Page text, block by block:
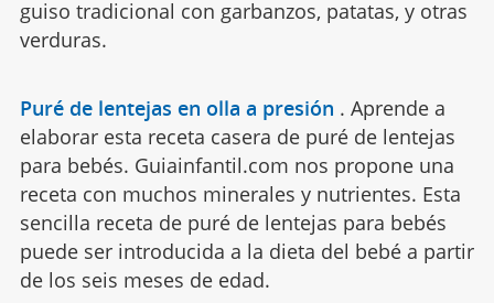
guiso tradicional con garbanzos, patatas, y otras
verduras.
Puré de lentejas en olla a presión . Aprende a
elaborar esta receta casera de puré de lentejas
para bebés. Guiainfantil.com nos propone una
receta con muchos minerales y nutrientes. Esta
sencilla receta de puré de lentejas para bebés
puede ser introducida a la dieta del bebé a partir
de los seis meses de edad.